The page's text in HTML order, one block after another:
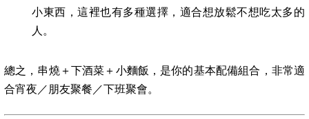
小東西，這裡也有多種選擇，適合想放鬆不想吃太多的
人。
總之，串燒＋下酒菜＋小麵飯，是你的基本配備組合，非常適
合宵夜／朋友聚餐／下班聚會。